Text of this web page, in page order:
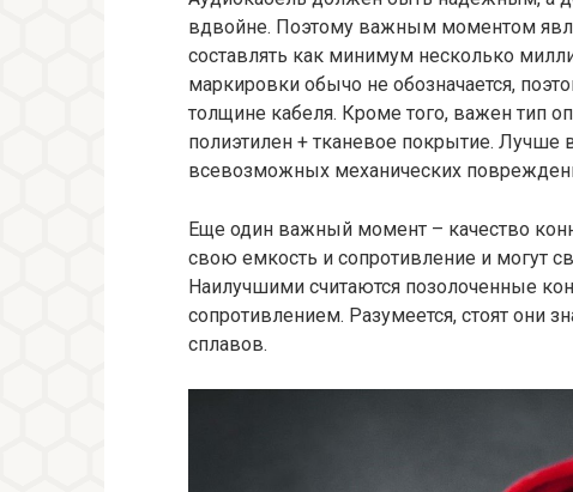
вдвойне. Поэтому важным моментом
составлять как минимум несколько
маркировки обычо не обозначается,
толщине кабеля. Кроме того, важен тип
полиэтилен + тканевое покрытие.
всевозможных механических
Еще один важный момент – качество
свою емкость и сопротивление и могут
Наилучшими считаются позолоченные
сопротивлением. Разумеется, стоят они
сплавов.